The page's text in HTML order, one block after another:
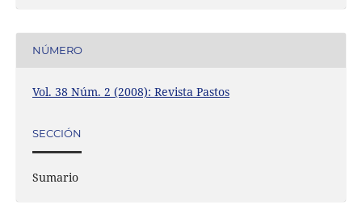
NÚMERO
Vol. 38 Núm. 2 (2008): Revista Pastos
SECCIÓN
Sumario